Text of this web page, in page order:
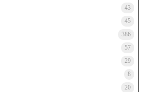
43
45
386
57
29
8
20